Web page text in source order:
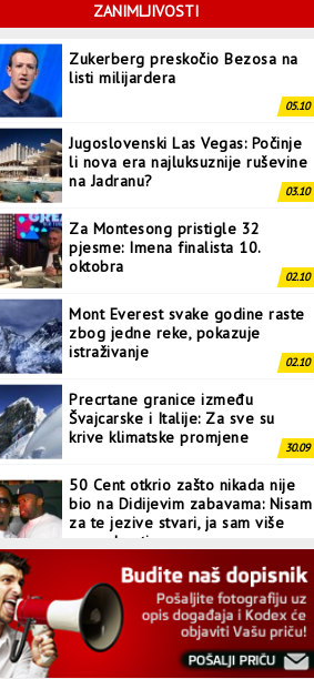
ZANIMLJIVOSTI
Zukerberg preskočio Bezosa na
listi milijardera
05.10
Jugoslovenski Las Vegas: Počinje
li nova era najluksuznije ruševine
na Jadranu?
03.10
Za Montesong pristigle 32
pjesme: Imena finalista 10.
oktobra
02.10
Mont Everest svake godine raste
zbog jedne reke, pokazuje
istraživanje
02.10
Precrtane granice između
Švajcarske i Italije: Za sve su
krive klimatske promjene
30.09
50 Cent otkrio zašto nikada nije
bio na Didijevim zabavama: Nisam
za te jezive stvari, ja sam više
normalan tip
28.09
Japanci prave superkompjuter
kakav svijet još nije vidio
27.09
Linkin Park ima novu pjesmu: